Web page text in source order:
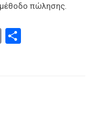
πώλησης.
Copy